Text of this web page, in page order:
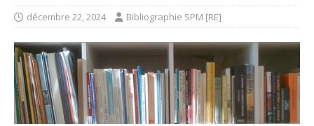
décembre 22, 2024 Bibliographie SPM [RE]